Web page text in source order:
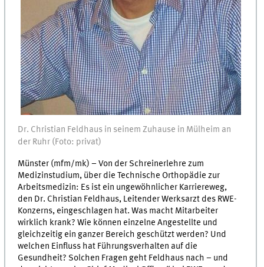
Dr. Christian Feldhaus in seinem Zuhause in Mülheim an
der Ruhr (Foto: privat)
Münster (mfm/mk) – Von der Schreinerlehre zum
Medizinstudium, über die Technische Orthopädie zur
Arbeitsmedizin: Es ist ein ungewöhnlicher Karriereweg,
den Dr. Christian Feldhaus, Leitender Werksarzt des RWE-
Konzerns, eingeschlagen hat. Was macht Mitarbeiter
wirklich krank? Wie können einzelne Angestellte und
gleichzeitig ein ganzer Bereich geschützt werden? Und
welchen Einfluss hat Führungsverhalten auf die
Gesundheit? Solchen Fragen geht Feldhaus nach – und